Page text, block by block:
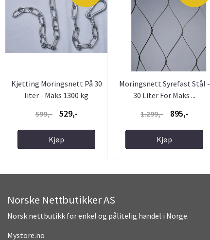
Kjetting Moringsnett På 30
liter - Maks 1300 kg
599,-
529,-
Kjøp
Moringsnett Syrefast Stål -
30 Liter For Maks ...
1.299,-
895,-
Kjøp
Norske Nettbutikker AS
Norsk nettbutikk for enkel og pålitelig handel i Norge.
Mystore.no